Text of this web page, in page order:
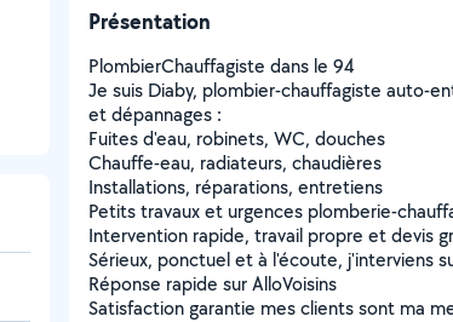
Présentation
PlombierChauffagiste dans le 94
Je suis Diaby, plombier-chauffagiste auto-
et dépannages :
Fuites d'eau, robinets, WC, douches
Chauffe-eau, radiateurs, chaudières
Installations, réparations, entretiens
Petits travaux et urgences plomberie-
Intervention rapide, travail propre et devis
Sérieux, ponctuel et à l'écoute, j'interviens
Réponse rapide sur AlloVoisins
Satisfaction garantie mes clients sont ma